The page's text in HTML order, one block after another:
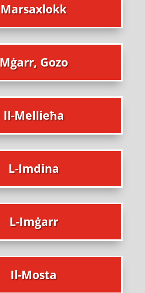
Marsaxlokk
Mġarr, Gozo
Il-Mellieħa
L-Imdina
L-Imġarr
Il-Mosta